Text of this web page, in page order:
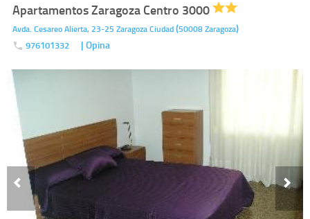
Apartamentos Zaragoza Centro 3000
Avda. Cesareo Alierta, 23-25 Zaragoza Ciudad(50008Zaragoza)
976101332 | Opina